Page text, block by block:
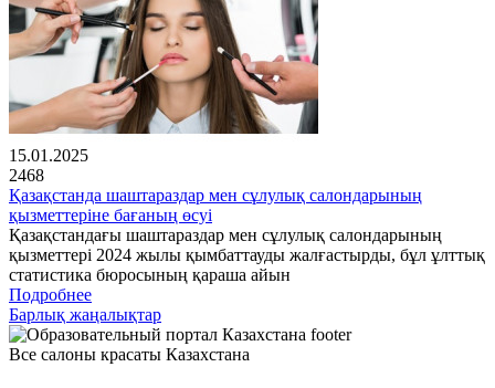
15.01.2025
2468
Қазақстанда шаштараздар мен сұлулық салондарының
қызметтеріне бағаның өсуі
Қазақстандағы шаштараздар мен сұлулық салондарының
қызметтері 2024 жылы қымбаттауды жалғастырды, бұл ұлттық
статистика бюросының қараша айын
Подробнее
Барлық жаңалықтар
Все салоны красаты Казахстана